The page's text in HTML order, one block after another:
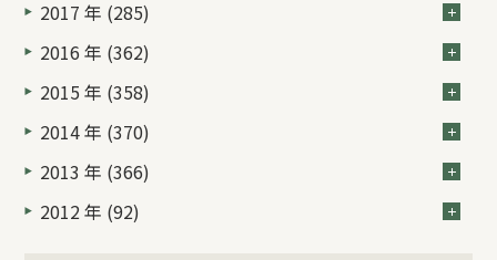
2017 年 (285)
2016 年 (362)
2015 年 (358)
2014 年 (370)
2013 年 (366)
2012 年 (92)